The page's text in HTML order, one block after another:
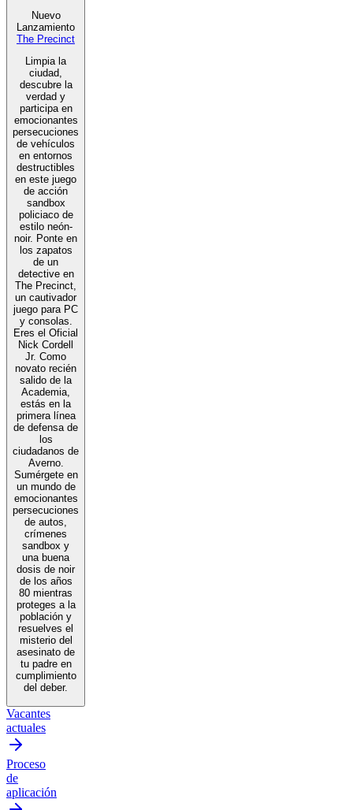
Nuevo
Lanzamiento
The Precinct
Limpia la
ciudad,
descubre la
verdad y
participa en
emocionantes
persecuciones
de vehículos
en entornos
destructibles
en este juego
de acción
sandbox
policiaco de
estilo neón-
noir. Ponte en
los zapatos
de un
detective en
The Precinct,
un cautivador
juego para PC
y consolas.
Eres el Oficial
Nick Cordell
Jr. Como
novato recién
salido de la
Academia,
estás en la
primera línea
de defensa de
los
ciudadanos de
Averno.
Sumérgete en
un mundo de
emocionantes
persecuciones
de autos,
crímenes
sandbox y
una buena
dosis de noir
de los años
80 mientras
proteges a la
población y
resuelves el
misterio del
asesinato de
tu padre en
cumplimiento
del deber.
Vacantes
actuales
Proceso
de
aplicación